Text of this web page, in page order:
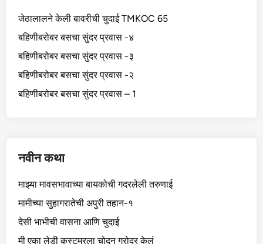
जेठालालने केली बावरीची चुदाई TMKOC 65
बहिणीबरोबर बसचा सुंदर प्रवास -४
बहिणीबरोबर बसचा सुंदर प्रवास -३
बहिणीबरोबर बसचा सुंदर प्रवास -२
बहिणीबरोबर बसचा सुंदर प्रवास – 1
नवीन कथा
माझ्या मावसभावाच्या बायकोची गदरलेली तरुणाई
मामीच्या सुहागरातेची अपुरी तहान-१
देसी भाभीची वासना आणि चुदाई
मी एका लेडी कस्टमरला चोदून गरोदर केलं